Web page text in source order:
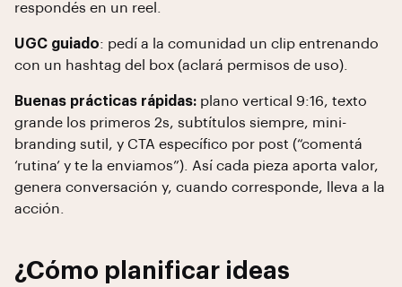
respondés en un reel.
UGC guiado: pedí a la comunidad un clip entrenando
con un hashtag del box (aclará permisos de uso).
Buenas prácticas rápidas: plano vertical 9:16, texto
grande los primeros 2s, subtítulos siempre, mini-
branding sutil, y CTA específico por post (“comentá
‘rutina’ y te la enviamos”). Así cada pieza aporta valor,
genera conversación y, cuando corresponde, lleva a la
acción.
¿Cómo planificar ideas